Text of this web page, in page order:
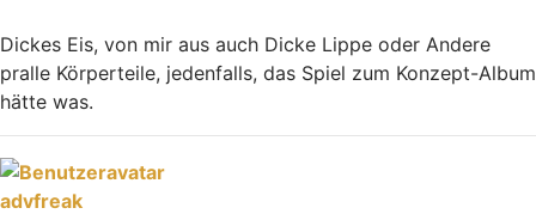
Dickes Eis, von mir aus auch Dicke Lippe oder Andere
pralle Körperteile, jedenfalls, das Spiel zum Konzept-Album
hätte was.
Nach oben
advfreak